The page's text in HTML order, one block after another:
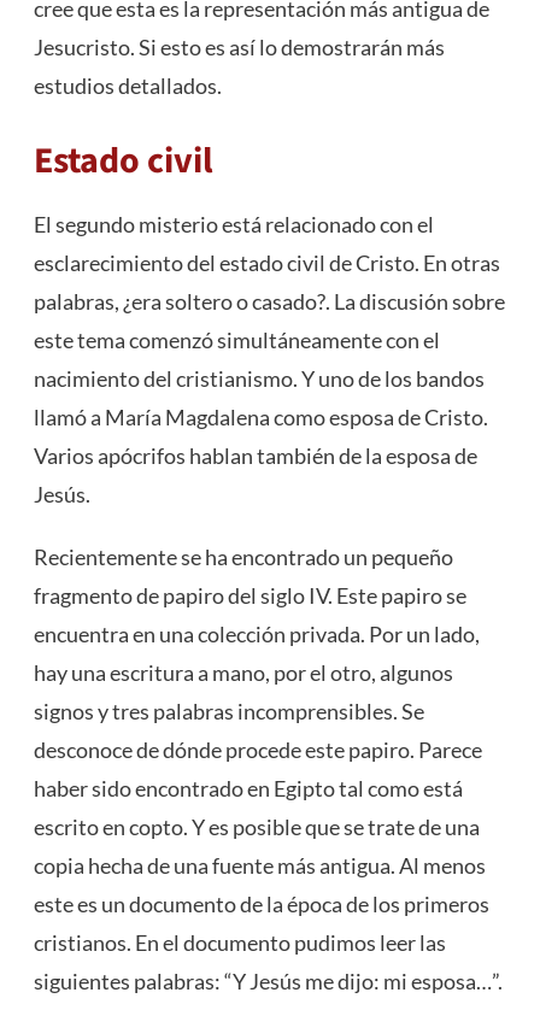
cree que esta es la representación más antigua de
Jesucristo. Si esto es así lo demostrarán más
estudios detallados.
Estado civil
El segundo misterio está relacionado con el
esclarecimiento del estado civil de Cristo. En otras
palabras, ¿era soltero o casado?. La discusión sobre
este tema comenzó simultáneamente con el
nacimiento del cristianismo. Y uno de los bandos
llamó a María Magdalena como esposa de Cristo.
Varios apócrifos hablan también de la esposa de
Jesús.
Recientemente se ha encontrado un pequeño
fragmento de papiro del siglo IV. Este papiro se
encuentra en una colección privada. Por un lado,
hay una escritura a mano, por el otro, algunos
signos y tres palabras incomprensibles. Se
desconoce de dónde procede este papiro. Parece
haber sido encontrado en Egipto tal como está
escrito en copto. Y es posible que se trate de una
copia hecha de una fuente más antigua. Al menos
este es un documento de la época de los primeros
cristianos. En el documento pudimos leer las
siguientes palabras: “Y Jesús me dijo: mi esposa…”.